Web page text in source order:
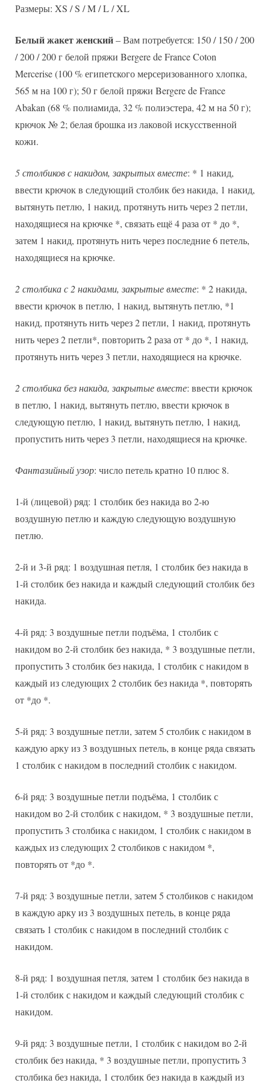
Размеры: XS / S / M / L / XL
Белый жакет женский– Вам потребуется: 150 / 150 / 200
/ 200 / 200 г белой пряжи Bergere de France Coton
Mercerise (100 % египетского мерсеризованного хлопка,
565 м на 100 г); 50 г белой пряжи Bergere de France
Abakan (68 % полиамида, 32 % полиэстера, 42 м на 50 г);
крючок № 2; белая брошка из лаковой искусственной
кожи.
5 столбиков с накидом, закрытых вместе: * 1 накид,
ввести крючок в следующий столбик без накида, 1 накид,
вытянуть петлю, 1 накид, протянуть нить через 2 петли,
находящиеся на крючке *, связать ещё 4 раза от * до *,
затем 1 накид, протянуть нить через последние 6 петель,
находящиеся на крючке.
2 столбика с 2 накидами, закрытые вместе: * 2 накида,
ввести крючок в петлю, 1 накид, вытянуть петлю, *1
накид, протянуть нить через 2 петли, 1 накид, протянуть
нить через 2 петли*, повторить 2 раза от * до *, 1 накид,
протянуть нить через 3 петли, находящиеся на крючке.
2 столбика без накида, закрытые вместе: ввести крючок
в петлю, 1 накид, вытянуть петлю, ввести крючок в
следующую петлю, 1 накид, вытянуть петлю, 1 накид,
пропустить нить через 3 петли, находящиеся на крючке.
Фантазийный узор: число петель кратно 10 плюс 8.
1-й (лицевой) ряд: 1 столбик без накида во 2-ю
воздушную петлю и каждую следующую воздушную
петлю.
2-й и 3-й ряд: 1 воздушная петля, 1 столбик без накида в
1-й столбик без накида и каждый следующий столбик без
накида.
4-й ряд: 3 воздушные петли подъёма, 1 столбик с
накидом во 2-й столбик без накида, * 3 воздушные петли,
пропустить 3 столбик без накида, 1 столбик с накидом в
каждый из следующих 2 столбик без накида *, повторять
от *до *.
5-й ряд: 3 воздушные петли, затем 5 столбик с накидом в
каждую арку из 3 воздушных петель, в конце ряда связать
1 столбик с накидом в последний столбик с накидом.
6-й ряд: 3 воздушные петли подъёма, 1 столбик с
накидом во 2-й столбик с накидом, * 3 воздушные петли,
пропустить 3 столбика с накидом, 1 столбик с накидом в
каждых из следующих 2 столбиков с накидом *,
повторять от *до *.
7-й ряд: 3 воздушные петли, затем 5 столбиков с накидом
в каждую арку из 3 воздушных петель, в конце ряда
связать 1 столбик с накидом в последний столбик с
накидом.
8-й ряд: 1 воздушная петля, затем 1 столбик без накида в
1-й столбик с накидом и каждый следующий столбик с
накидом.
9-й ряд: 3 воздушные петли, 1 столбик с накидом во 2-й
столбик без накида, * 3 воздушные петли, пропустить 3
столбика без накида, 1 столбик без накида в каждый из